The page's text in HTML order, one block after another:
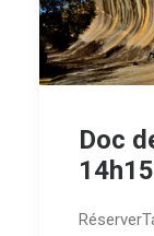
Doc
14h15